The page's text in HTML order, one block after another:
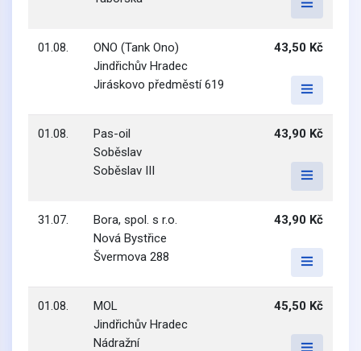
01.08.
ONO (Tank Ono)
Jindřichův Hradec
Jiráskovo předměstí 619
43,50 Kč
01.08.
Pas-oil
Soběslav
Soběslav III
43,90 Kč
31.07.
Bora, spol. s r.o.
Nová Bystřice
Švermova 288
43,90 Kč
01.08.
MOL
Jindřichův Hradec
Nádražní
45,50 Kč